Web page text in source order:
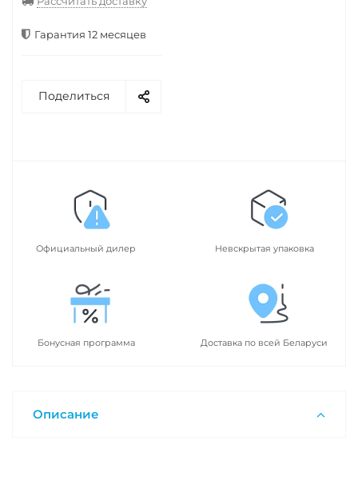
Гарантия 12 месяцев
Поделиться
Официальный дилер Невскрытая упаковка
Бонусная программа Доставка по всей Беларуси
Описание